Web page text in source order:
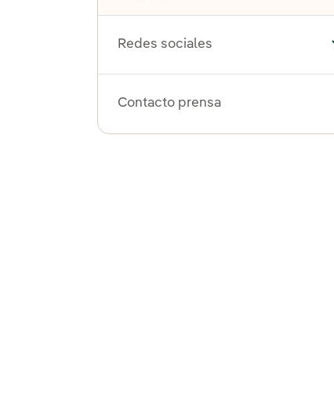
Redes sociales
Contacto prensa